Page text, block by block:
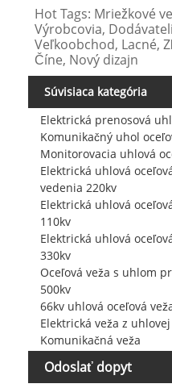
Hot Tags: Mriežkové
Výrobcovia,
Veľkoobchod, Lacné,
Číne, Nový dizajn
Súvisiaca kategória
Elektrická prenosová
Komunikačný uhol
Monitorovacia uhlová
Elektrická uhlová
vedenia 220kv
Elektrická uhlová
110kv
Elektrická uhlová
330kv
Oceľová veža s uhlom
500kv
66kv uhlová oceľová
Elektrická veža z
Komunikačná veža
Odoslať dopyt